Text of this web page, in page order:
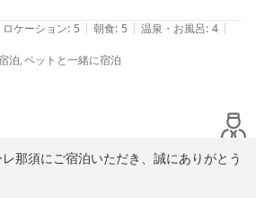
は、ご家族でゆっくりとお食事をお楽し
変嬉しく思います。
は、ご期待に沿うことができず誠に申し
以前お楽しみいただいていたトラウトサー
なくなったこと、品数が減ったと感じられ
なお気持ちにさせてしまい心苦しく思っ
たお声は、朝食内容を検討するうえで貴
レストランスタッフと共有させていただ
和食洋食共に品数もたくさんあり満足でし
ロケーション: 5 | 朝食: 5 | 温泉・お風呂: 4 |
泊 ペットと一緒に宿泊
那須にご宿泊いただき、誠にありがとう